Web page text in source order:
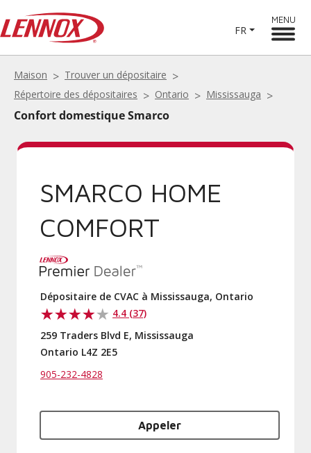
FR
MENU
Maison
Trouver un dépositaire
Répertoire des dépositaires
Ontario Mississauga
Confort domestique Smarco
SMARCO HOME
COMFORT
Dépositaire de CVAC à Mississauga, Ontario
4.4 (37)
259 Traders Blvd E, Mississauga
Ontario L4Z 2E5
905-232-4828
Appeler